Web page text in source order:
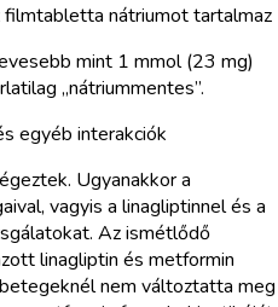
nátriumot tartalmaz
mint 1 mmol (23 mg)
„nátriummentes”.
egyéb interakciók
Ugyanakkor a
vagyis a linagliptinnel és a
Az ismétlődő
linagliptin és metformin
nem változtatta meg